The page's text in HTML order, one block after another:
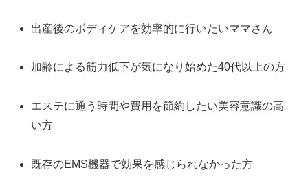
出産後のボディケアを効率的に行いたいママさん
加齢による筋力低下が気になり始めた40代以上の方
エステに通う時間や費用を節約したい美容意識の高
い方
既存のEMS機器で効果を感じられなかった方